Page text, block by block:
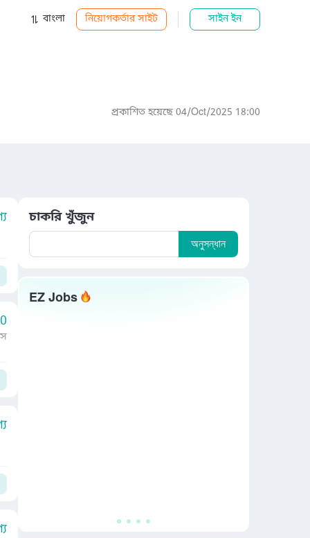
বাংলা নিয়োগকর্তার সাইট সাইন ইন
প্রকাশিত হয়েছে 04/Oct/2025 18:00
চাকরি খুঁজুন
অনুসন্ধান
EZ Jobs